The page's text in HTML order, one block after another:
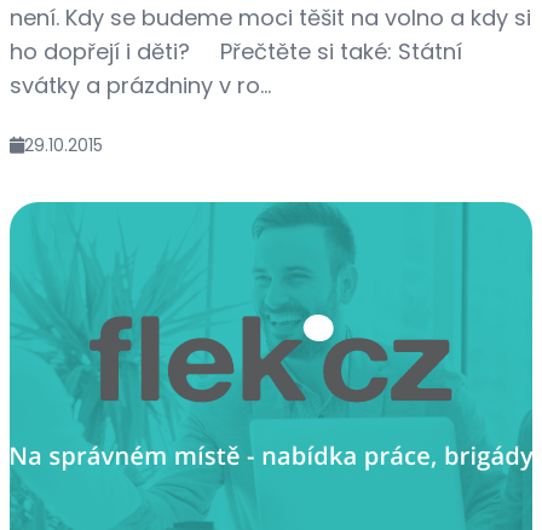
není. Kdy se budeme moci těšit na volno a kdy si
ho dopřejí i děti? Přečtěte si také: Státní
svátky a prázdniny v ro...
29.10.2015